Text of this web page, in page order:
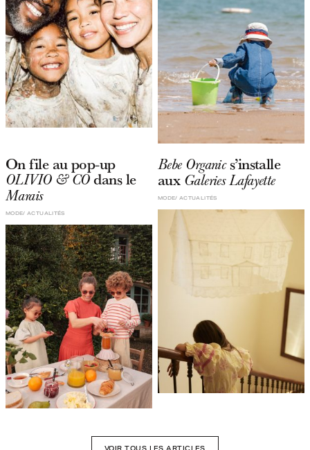
On file au pop-up
OLIVIO & COdans le
Marais
ACTUALITÉS
MODE
Bebe Organics’installe
aux Galeries Lafayette
ACTUALITÉS
MODE
VOIR TOUS LES ARTICLES